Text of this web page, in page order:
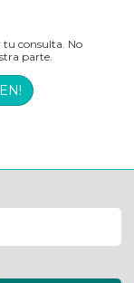
tu consulta. No
parte.